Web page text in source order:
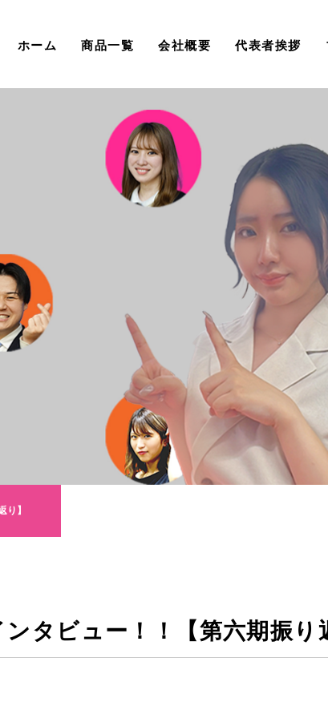
ホーム 商品一覧 会社概要 代表者挨拶
り】
ンタビュー！！【第六期振り